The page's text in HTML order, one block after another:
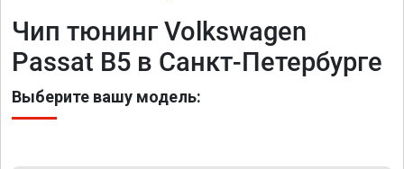
Чип тюнинг Volkswagen
Passat B5 в Санкт-Петербурге
Выберите вашу модель: